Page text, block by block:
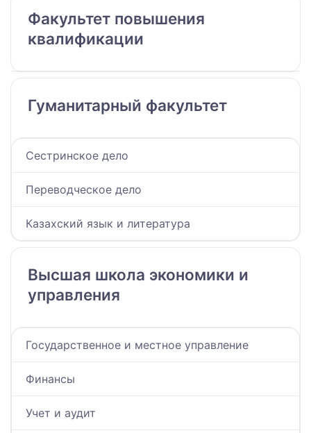
Факультет повышения
квалификации
Гуманитарный факультет
Сестринское дело
Переводческое дело
Казахский язык и литература
Высшая школа экономики и
управления
Государственное и местное управление
Финансы
Учет и аудит